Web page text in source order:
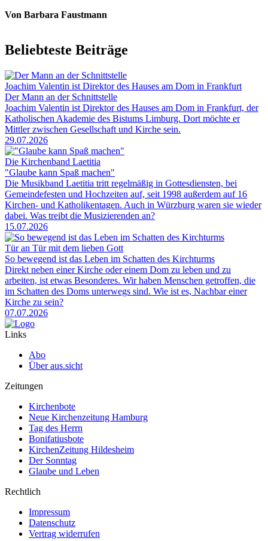
Von Barbara Faustmann
Beliebteste Beiträge
Joachim Valentin ist Direktor des Hauses am Dom in Frankfurt
Der Mann an der Schnittstelle
Joachim Valentin ist Direktor des Hauses am Dom in Frankfurt, der
Katholischen Akademie des Bistums Limburg. Dort möchte er
Mittler zwischen Gesellschaft und Kirche sein.
29.07.2026
Die Kirchenband Laetitia
"Glaube kann Spaß machen"
Die Musikband Laetitia tritt regelmäßig in Gottesdiensten, bei
Gemeindefesten und Hochzeiten auf, seit 1998 außerdem auf 16
Kirchen- und Katholikentagen. Auch in Würzburg waren sie wieder
dabei. Was treibt die Musizierenden an?
15.07.2026
Tür an Tür mit dem lieben Gott
So bewegend ist das Leben im Schatten des Kirchturms
Direkt neben einer Kirche oder einem Dom zu leben und zu
arbeiten, ist etwas Besonderes. Wir haben Menschen getroffen, die
im Schatten des Doms unterwegs sind. Wie ist es, Nachbar einer
Kirche zu sein?
07.07.2026
Links
Abo
Über aus.sicht
Zeitungen
Kirchenbote
Neue Kirchenzeitung Hamburg
Tag des Herrn
Bonifatiusbote
KirchenZeitung Hildesheim
Der Sonntag
Glaube und Leben
Rechtlich
Impressum
Datenschutz
Vertrag widerrufen